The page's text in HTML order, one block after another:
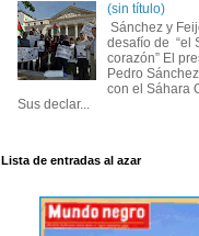
(sin título)
Sánchez y
desafío de “el
corazón” El
Pedro
con el Sáhara
Sus declar...
Lista de entradas al azar